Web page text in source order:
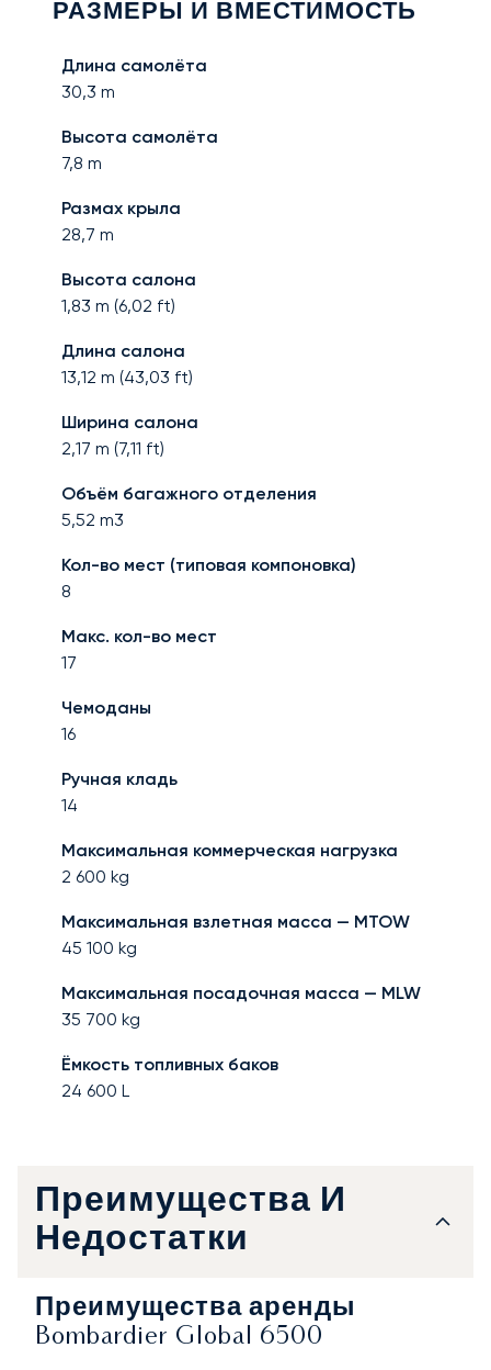
РАЗМЕРЫ И ВМЕСТИМОСТЬ
Длина самолёта
30,3 m
Высота самолёта
7,8 m
Размах крыла
28,7 m
Высота салона
1,83 m (6,02 ft)
Длина салона
13,12 m (43,03 ft)
Ширина салона
2,17 m (7,11 ft)
Объём багажного отделения
5,52 m3
Кол-во мест (типовая компоновка)
8
Макс. кол-во мест
17
Чемоданы
16
Ручная кладь
14
Максимальная коммерческая нагрузка
2 600 kg
Максимальная взлетная масса — MTOW
45 100 kg
Максимальная посадочная масса — MLW
35 700 kg
Ёмкость топливных баков
24 600 L
Преимущества И
Недостатки
Преимущества аренды
Bombardier Global 6500